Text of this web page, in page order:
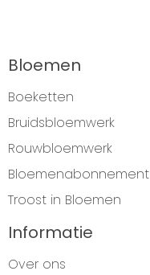
Bloemen
Boeketten
Bruidsbloemwerk
Rouwbloemwerk
Bloemenabonnement
Troost in Bloemen
Informatie
Over ons